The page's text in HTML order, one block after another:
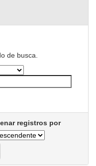
de busca.
registros por